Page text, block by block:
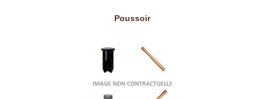
Poussoir